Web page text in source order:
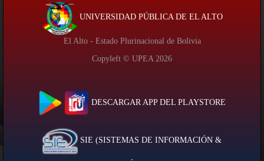
UNIVERSIDAD PÚBLICA DE EL ALTO
El Alto - Estado Plurinacional de Bolivia
Copyleft © UPEA 2026
DESCARGAR APP DEL PLAYSTORE
SIE (SISTEMAS DE INFORMACIÓN &